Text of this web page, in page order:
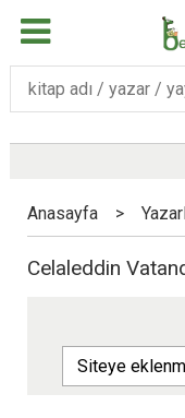
Anasayfa >
Celaleddin